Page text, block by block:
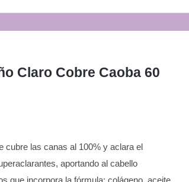
Claro Cobre Caoba 60
cubre las canas al 100% y aclara el
aportando al cabello
que incorpora la fórmula: colágeno, aceite